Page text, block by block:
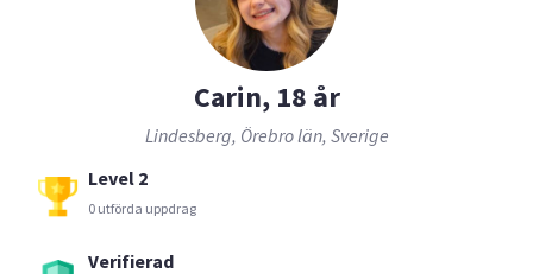
Carin, 18 år
Lindesberg, Örebro län, Sverige
Level 2
0 utförda uppdrag
Verifierad